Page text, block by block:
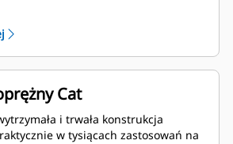
Cat
i trwała konstrukcja
w tysiącach zastosowań na